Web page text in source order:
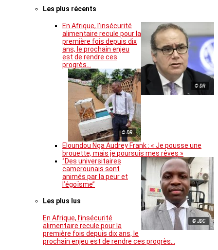
Les plus récents
© DR
En Afrique, l’insécurité
alimentaire recule pour la
première fois depuis dix
ans, le prochain enjeu
est de rendre ces
progrès…
© DR
Eloundou Nga Audrey Frank : « Je pousse une
brouette, mais je poursuis mes rêves »
© JDC
‘’Des universitaires
camerounais sont
animés par la peur et
l’égoïsme’’
Les plus lus
En Afrique, l’insécurité
alimentaire recule pour la
première fois depuis dix ans, le
prochain enjeu est de rendre ces progrès…